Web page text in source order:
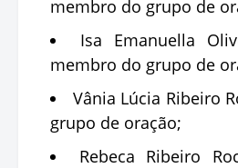
membro do grupo de
Isa Emanuella
membro do grupo de
Vânia Lúcia Ribeiro
grupo de oração;
Rebeca Ribeiro